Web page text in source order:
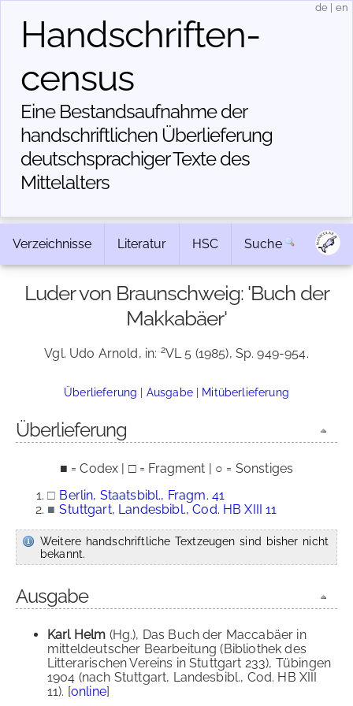
Handschriften­
census
Eine Bestandsaufnahme der
handschriftlichen Über­lieferung
deutschsprachiger Texte des
Mittelalters
de en
Verzeichnisse Literatur HSC Suche
Luder von Braunschweig: 'Buch der
Makkabäer'
Vgl. Udo Arnold, in: 2VL 5 (1985), Sp. 949-954.
Überlieferung | Ausgabe| Mitüberlieferung
Überlieferung
■ = Codex | □ = Fragment | ○ = Sonstiges
□ Berlin, Staatsbibl., Fragm. 41
■ Stuttgart, Landesbibl., Cod. HB XIII 11
Weitere handschriftliche Textzeugen sind bisher nicht
bekannt.
Ausgabe
Karl Helm (Hg.), Das Buch der Maccabäer in
mitteldeutscher Bearbeitung (Bibliothek des
Litterarischen Vereins in Stuttgart 233), Tübingen
1904 (nach Stuttgart, Landesbibl., Cod. HB XIII
11). [online]